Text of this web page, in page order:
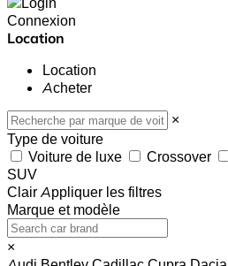
Connexion
Location
Location
Acheter
×
Type de voiture
Voiture de luxe
Crossover
SUV
Clair Appliquer les filtres
Marque et modèle
×